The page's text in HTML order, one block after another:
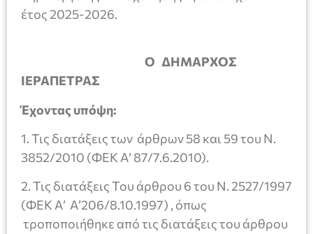
έτος 2025-2026.
Ο ΔΗΜΑΡΧΟΣ
ΙΕΡΑΠΕΤΡΑΣ
Έχοντας υπόψη:
1. Τις διατάξεις των άρθρων 58 και 59 του Ν.
3852/2010 (ΦΕΚ Α’ 87/7.6.2010).
2. Τις διατάξεις Του άρθρου 6 του Ν. 2527/1997
(ΦΕΚ Α’ Α’206/8.10.1997) , όπως
τροποποιήθηκε από τις διατάξεις του άρθρου